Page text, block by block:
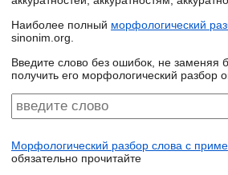
Наиболее полный морфологический
sinonim.org.
Введите слово без ошибок, не заменяя
получить его морфологический разбор
Морфологический разбор слова с
обязательно прочитайте